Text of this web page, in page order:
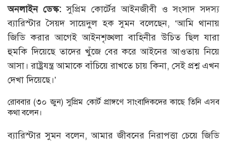
অনলাইন ডেস্ক:সুপ্রিম কোর্টের আইনজীবী ও সংসাদ সদস্য
ব্যারিস্টার সৈয়দ সায়েদুল হক সুমন বলেছেন, ‘আমি থানায়
জিডি করার আগেই আইনশৃঙ্খলা বাহিনীর উচিত ছিল যারা
হুমকি দিয়েছে তাদের খুঁজে বের করে আইনের আওতায় নিয়ে
আসা। রাষ্ট্রযন্ত্র আমাকে বাঁচিয়ে রাখতে চায় কিনা, সেই প্রশ্ন এখন
দেখা দিয়েছে।’
রোববার (৩০ জুন) সুপ্রিম কোর্ট প্রাঙ্গণে সাংবাদিকদের কাছে তিনি এসব
কথা বলেন।
ব্যারিস্টার সুমন বলেন, আমার জীবনের নিরাপত্তা চেয়ে জিডি